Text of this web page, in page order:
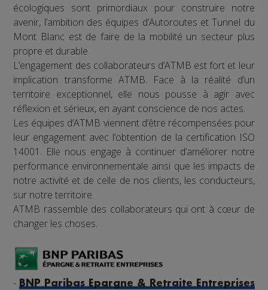
écologiques sont primordiaux pour construire notre
avenir, l’ambition des équipes d’Autoroutes et Tunnel du
Mont Blanc est de faire de la mobilité un secteur plus
propre et durable.
L’engagement des collaborateurs d’ATMB est fort et leur
implication transforme ATMB. Face à la réalité d’un
territoire exceptionnel, elle nous pousse à agir avec
réflexion et sérieux, en ayant conscience de nos actes.
Les équipes d’ATMB viennent d’être récompensées pour
leur engagement avec l’obtention de la certification ISO
14001. Elle nous engage à continuer d’améliorer notre
performance environnementale ainsi que les impacts de
notre activité et de celle de nos clients, les conducteurs,
sur notre territoire.
ATMB rassemble des collaborateurs qui ont à cœur de
changer les choses.
- BNP Paribas Epargne & Retraite Entreprises